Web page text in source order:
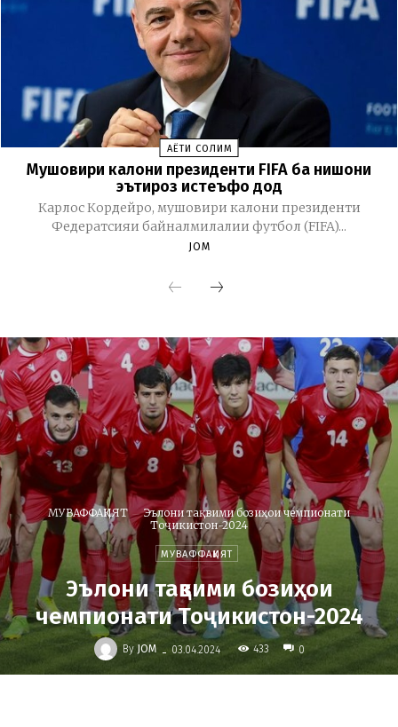
ҲАЁТИ СОЛИМ
Мушовири калони президенти FIFA ба нишони
эътироз истеъфо дод
Карлос Кордейро, мушовири калони президенти
Федератсияи байналмилалии футбол (FIFA)...
JOM